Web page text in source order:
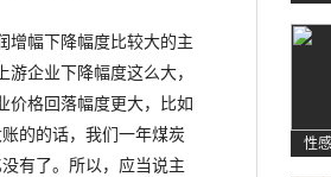
幅下降幅度比较大的主
企业下降幅度这么大，
价格回落幅度更大，比如
的的话，我们一年煤炭
有了。所以，应当说主
性